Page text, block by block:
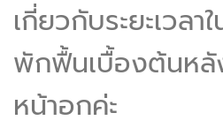
เกี่ยวกับระยะเวลา
พักฟื้นเบื้องต้นหลั
หน้าอกค่ะ